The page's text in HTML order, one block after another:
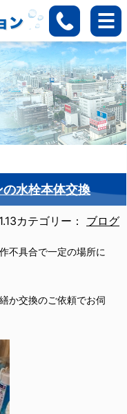
水栓本体交換
カテゴリー： ブログ
不具合で一定の場所に
か交換のご依頼でお伺